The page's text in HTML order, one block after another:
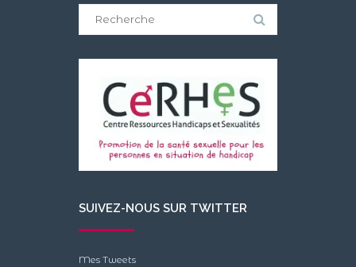
SUIVEZ-NOUS SUR TWITTER
Mes Tweets